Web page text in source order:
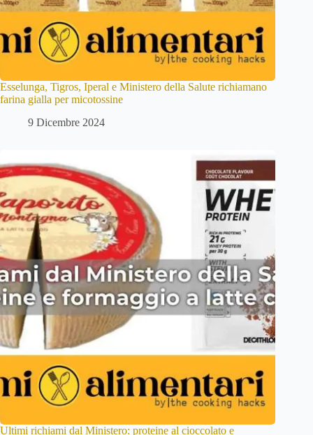
Esselunga, Tigros, Iperal e Ministero della Salute richiamano
farina gialla per micotossine
9 Dicembre 2024
Ultimi richiami dal Ministero: proteine al cioccolato e